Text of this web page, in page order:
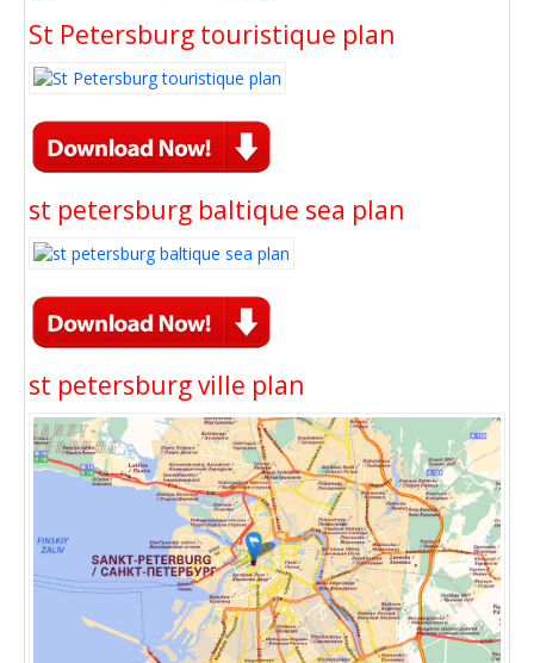
St Petersburg touristique plan
st petersburg baltique sea plan
st petersburg ville plan